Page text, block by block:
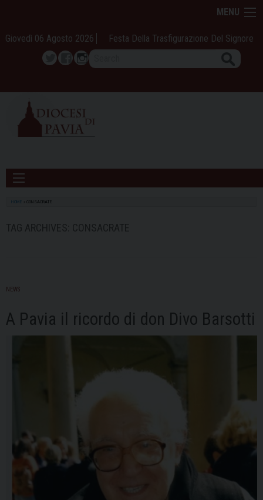
content
MENU
Giovedì 06 Agosto 2026 Festa Della Trasfigurazione Del Signore
TwitterFacebook
Instagram
HOME CONSACRATE
NEWS
A Pavia il ricordo di don Divo Barsotti